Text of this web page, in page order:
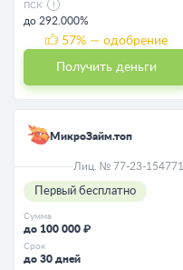
ПСК
до 292.000%
57% — одобрение
Получить деньги
МикроЗайм.топ
Лиц. № 77-23-154771
Первый бесплатно
Сумма
до 100 000 ₽
Срок
до 30 дней